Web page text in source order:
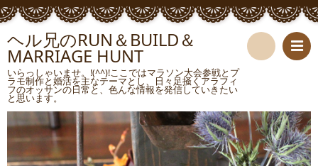
ヘル兄のRUN＆BUILD＆
MARRIAGE HUNT
いらっしゃいませ。!(^^)!ここではマラソン大会参戦とプ
ラモ制作と婚活を主なテーマとし、日々足掻くアラフィ
フのオッサンの日常と、色んな情報を発信していきたい
と思います。